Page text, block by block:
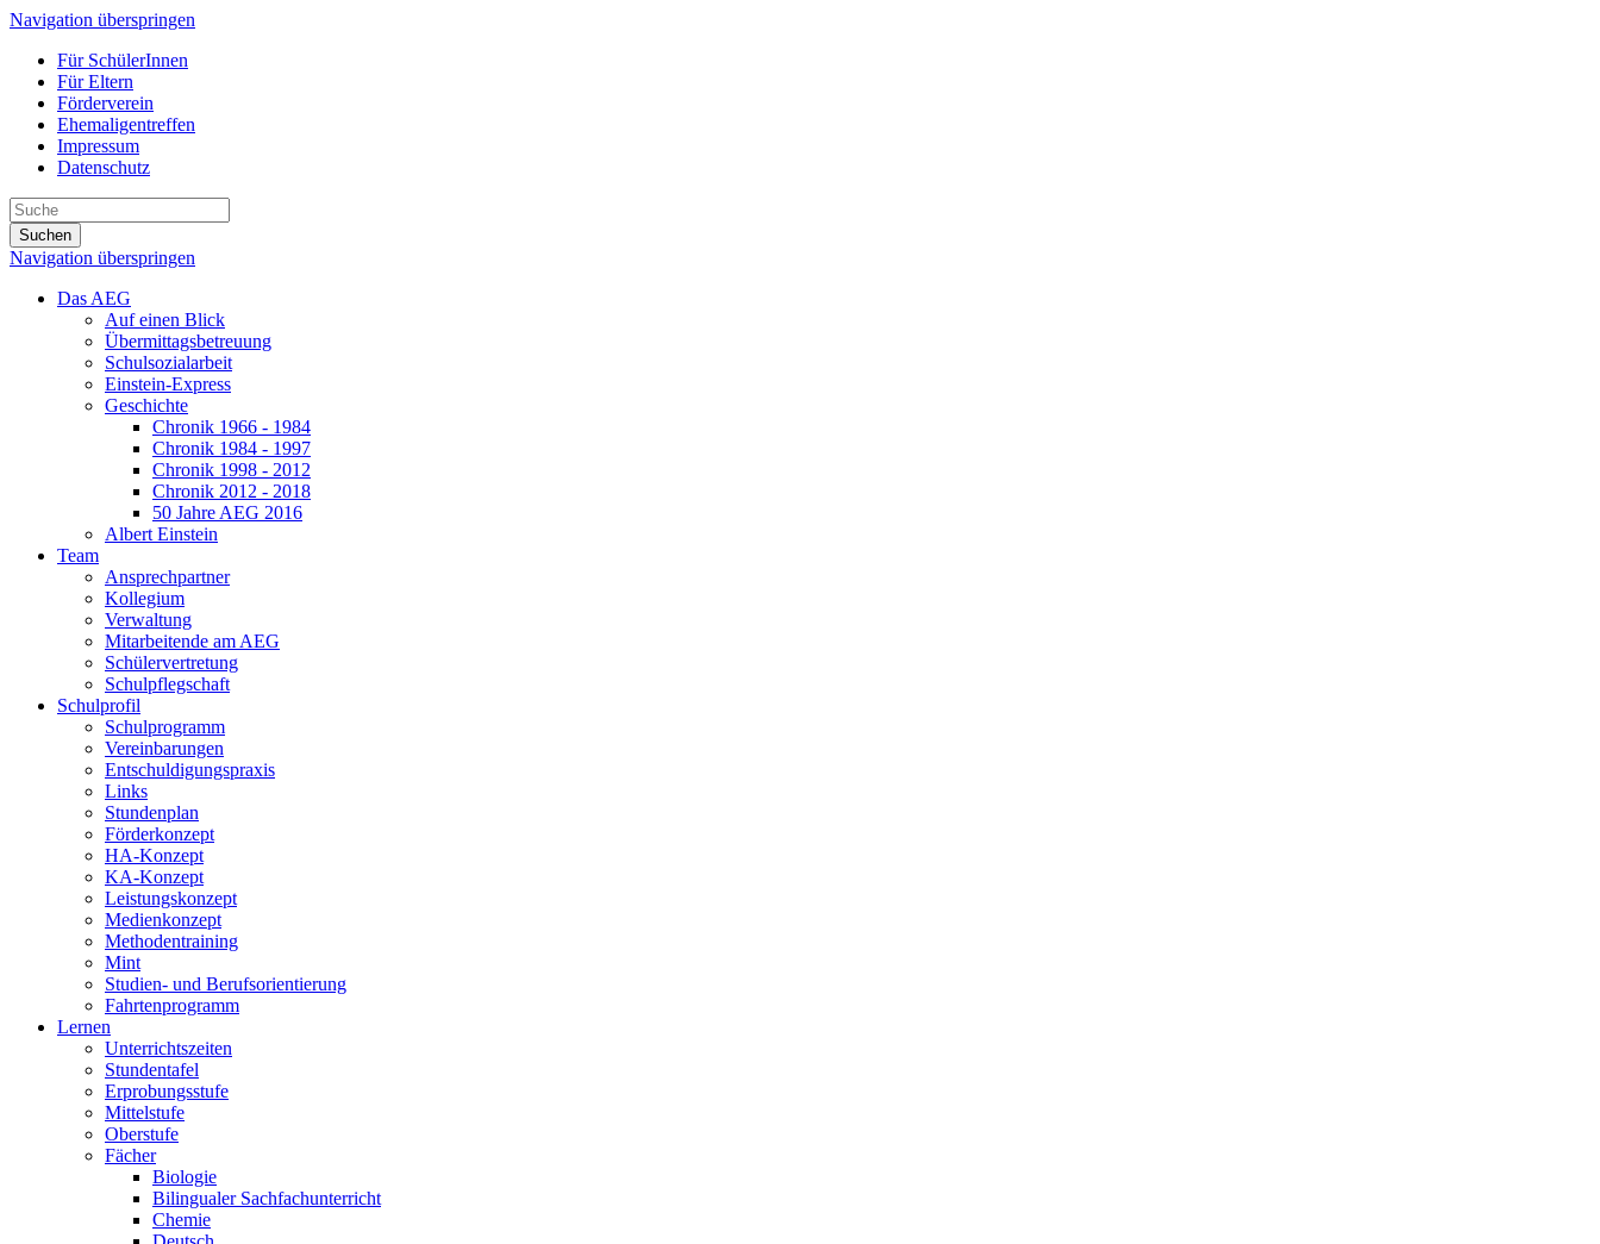
Navigation überspringen
Für SchülerInnen
Für Eltern
Förderverein
Ehemaligentreffen
Impressum
Datenschutz
Suchen
Navigation überspringen
Das AEG
Auf einen Blick
Übermittagsbetreuung
Schulsozialarbeit
Einstein-Express
Geschichte
Chronik 1966 - 1984
Chronik 1984 - 1997
Chronik 1998 - 2012
Chronik 2012 - 2018
50 Jahre AEG 2016
Albert Einstein
Team
Ansprechpartner
Kollegium
Verwaltung
Mitarbeitende am AEG
Schülervertretung
Schulpflegschaft
Schulprofil
Schulprogramm
Vereinbarungen
Entschuldigungspraxis
Links
Stundenplan
Förderkonzept
HA-Konzept
KA-Konzept
Leistungskonzept
Medienkonzept
Methodentraining
Mint
Studien- und Berufsorientierung
Fahrtenprogramm
Lernen
Unterrichtszeiten
Stundentafel
Erprobungsstufe
Mittelstufe
Oberstufe
Fächer
Biologie
Bilingualer Sachfachunterricht
Chemie